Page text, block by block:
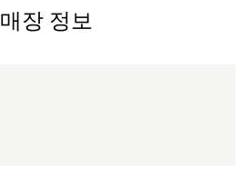
매장 정보